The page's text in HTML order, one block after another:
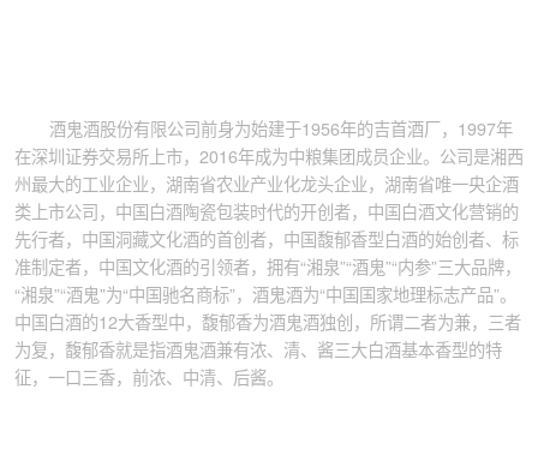
酒鬼酒股份有限公司前身为始建于1956年的吉首酒厂，1997年
在深圳证券交易所上市，2016年成为中粮集团成员企业。公司是湘西
州最大的工业企业，湖南省农业产业化龙头企业，湖南省唯一央企酒
类上市公司，中国白酒陶瓷包装时代的开创者，中国白酒文化营销的
先行者，中国洞藏文化酒的首创者，中国馥郁香型白酒的始创者、标
准制定者，中国文化酒的引领者，拥有“湘泉”“酒鬼”“内参”三大品牌，
“湘泉”“酒鬼”为“中国驰名商标”，酒鬼酒为“中国国家地理标志产品”。
中国白酒的12大香型中，馥郁香为酒鬼酒独创，所谓二者为兼，三者
为复，馥郁香就是指酒鬼酒兼有浓、清、酱三大白酒基本香型的特
征，一口三香，前浓、中清、后酱。